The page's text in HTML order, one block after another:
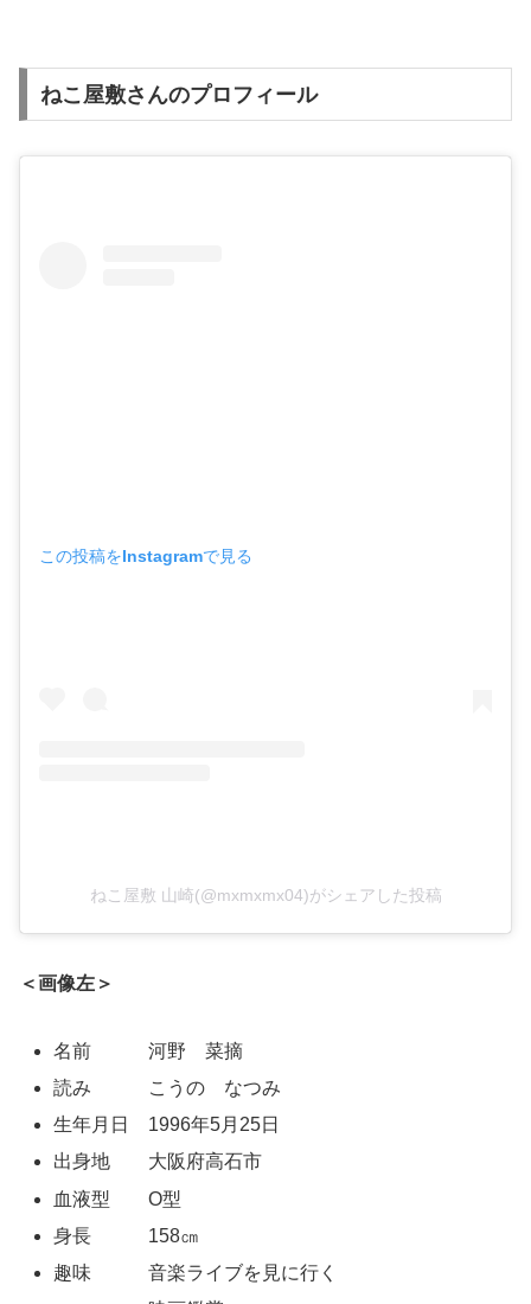
ねこ屋敷さんのプロフィール
この投稿をInstagramで見る
ねこ屋敷 山崎(@mxmxmx04)がシェアした投稿
＜画像左＞
名前 河野 菜摘
読み こうの なつみ
生年月日 1996年5月25日
出身地 大阪府高石市
血液型 O型
身長 158㎝
趣味 音楽ライブを見に行く